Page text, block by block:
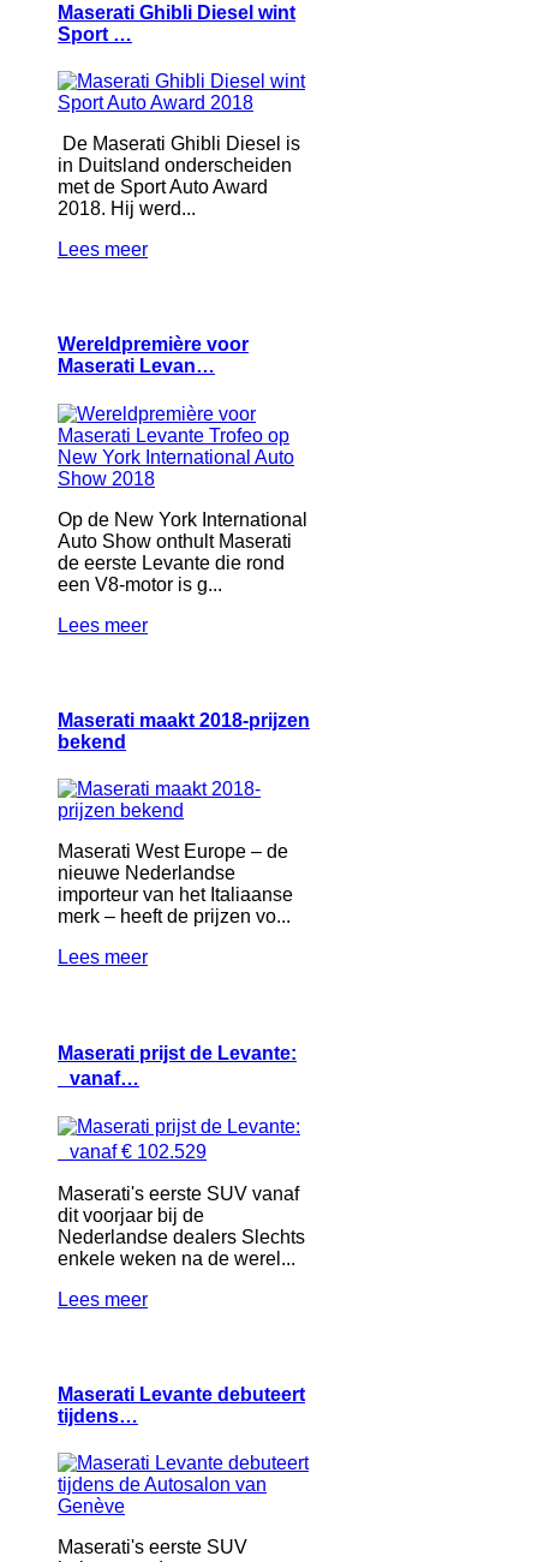
Maserati Ghibli Diesel wint
Sport …
De Maserati Ghibli Diesel is
in Duitsland onderscheiden
met de Sport Auto Award
2018. Hij werd...
Lees meer
Wereldpremière voor
Maserati Levan…
Op de New York International
Auto Show onthult Maserati
de eerste Levante die rond
een V8-motor is g...
Lees meer
Maserati maakt 2018-prijzen
bekend
Maserati West Europe – de
nieuwe Nederlandse
importeur van het Italiaanse
merk – heeft de prijzen vo...
Lees meer
Maserati prijst de Levante:
vanaf…
Maserati's eerste SUV vanaf
dit voorjaar bij de
Nederlandse dealers Slechts
enkele weken na de werel...
Lees meer
Maserati Levante debuteert
tijdens…
Maserati's eerste SUV